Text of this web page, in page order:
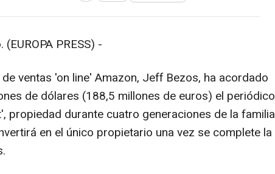
PRESS) -
ventas 'on line' Amazon, Jeff Bezos, ha acordado
de dólares (188,5 millones de euros) el periódico
propiedad durante cuatro generaciones de la familia
en el único propietario una vez se complete la